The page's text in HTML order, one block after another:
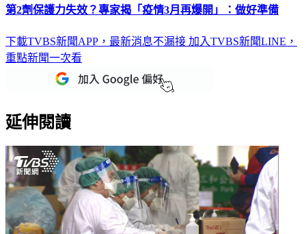
第2劑保護力失效？專家揭「疫情3月再爆開」：做好準備
下載TVBS新聞APP，最新消息不漏接 加入TVBS新聞LINE，
重點新聞一次看
延伸閱讀